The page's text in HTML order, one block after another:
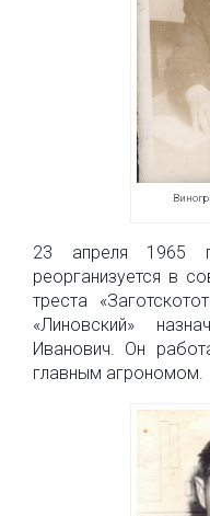
23 апреля 1965
реорганизуется в
треста
«Линовский»
Иванович. Он
главным агрономом.